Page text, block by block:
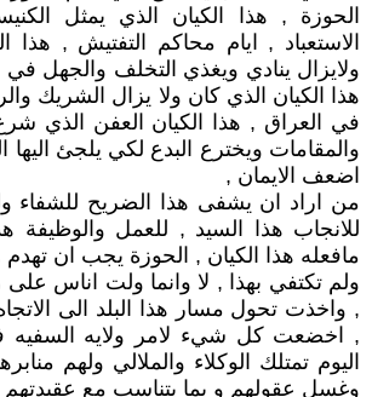
الحوزة , هذا الكيان الذي يمثل
الاستعباد , ايام محاكم التفتيش , هذا
ولايزال ينادي ويغذي التخلف والجهل
هذا الكيان الذي كان ولا يزال الشريك
في العراق , هذا الكيان العفن الذي
والمقامات ويخترع البدع لكي يلجئ
اضعف الايمان ,
من اراد ان يشفى هذا الضريح للشفاء
للانجاب هذا السيد , للعمل والوظيفة
مافعله هذا الكيان , الحوزة يجب ان
ولم تكتفي بهذا , لا وانما ولت اناس على
, واخذت تحول مسار هذا البلد الى
, اخضعت كل شيء لامر ولايه السفيه
اليوم تمتلك الوكلاء والملالي ولهم
وغسل عقولهم و بما يتناسب مع عقيدتهم